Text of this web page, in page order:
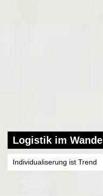
Logistik im Wandel
Individualiserung ist Trend